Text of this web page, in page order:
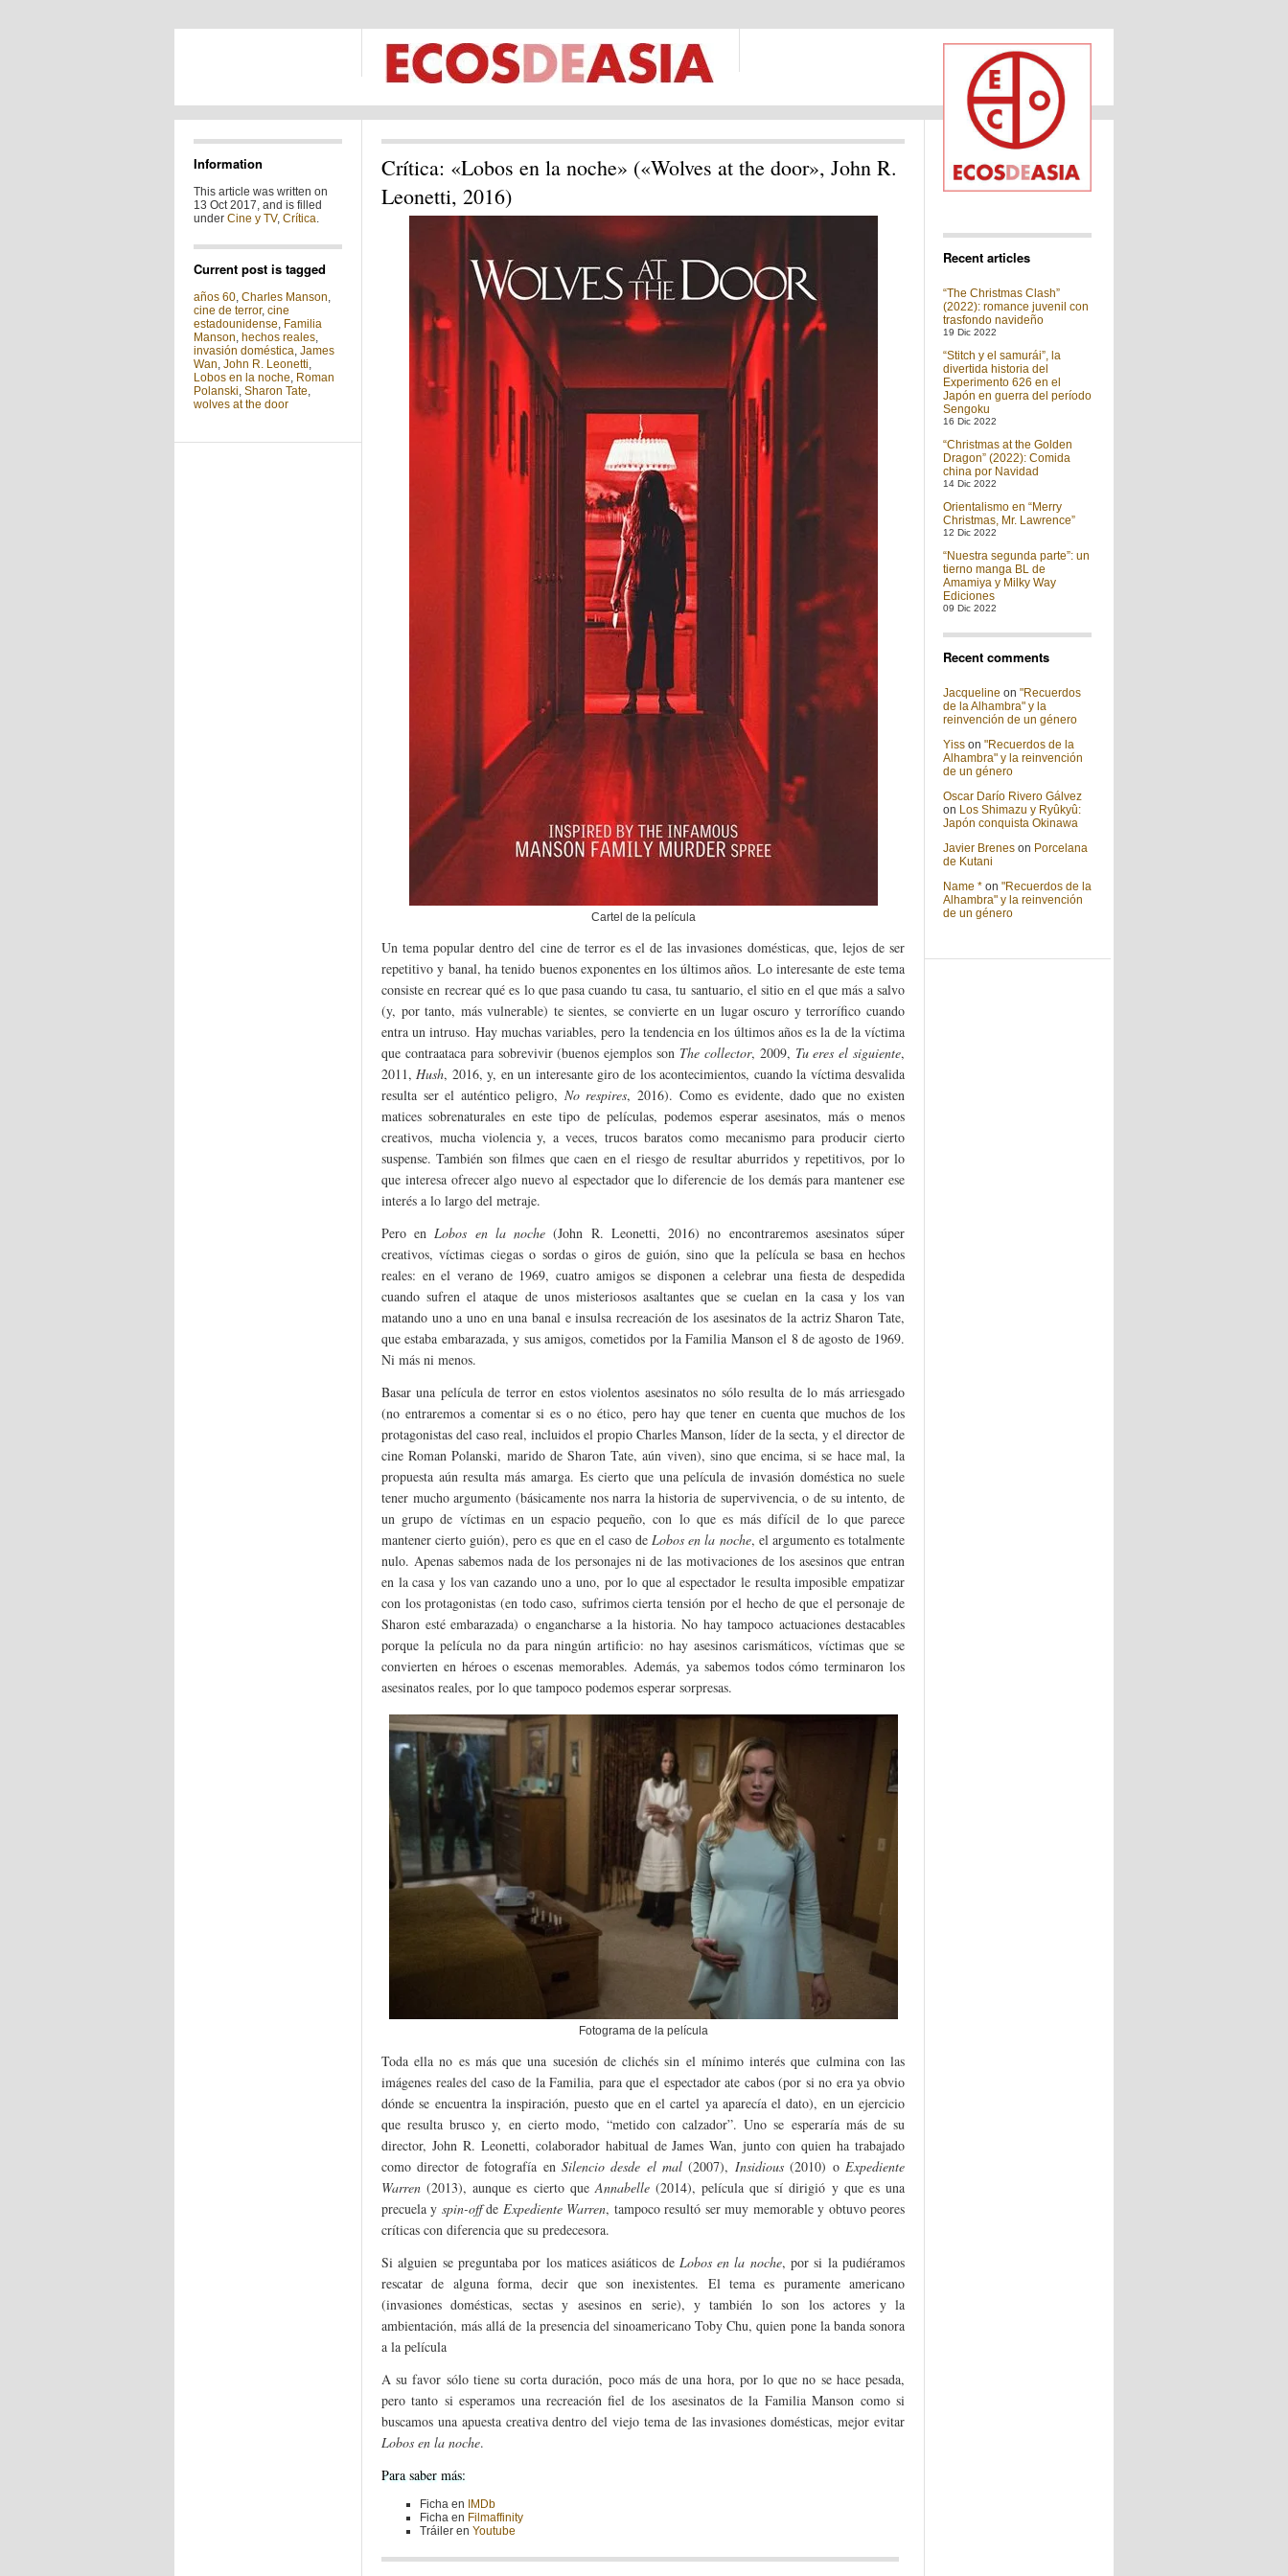
Information
This article was written on
13 Oct 2017, and is filled
under Cine y TV, Crítica.
Current post is tagged
años 60, Charles Manson,
cine de terror, cine
estadounidense, Familia
Manson, hechos reales,
invasión doméstica, James
Wan, John R. Leonetti,
Lobos en la noche, Roman
Polanski, Sharon Tate,
wolves at the door
Crítica: «Lobos en la noche» («Wolves at the door», John R.
Leonetti, 2016)
Cartel de la película
Un tema popular dentro del cine de terror es el de las invasiones domésticas, que, lejos de ser
repetitivo y banal, ha tenido buenos exponentes en los últimos años. Lo interesante de este tema
consiste en recrear qué es lo que pasa cuando tu casa, tu santuario, el sitio en el que más a salvo
(y, por tanto, más vulnerable) te sientes, se convierte en un lugar oscuro y terrorífico cuando
entra un intruso. Hay muchas variables, pero la tendencia en los últimos años es la de la víctima
que contraataca para sobrevivir (buenos ejemplos son The collector, 2009, Tu eres el siguiente,
2011,Hush, 2016, y, en un interesante giro de los acontecimientos, cuando la víctima desvalida
resulta ser el auténtico peligro, No respires, 2016). Como es evidente, dado que no existen
matices sobrenaturales en este tipo de películas, podemos esperar asesinatos, más o menos
creativos, mucha violencia y, a veces, trucos baratos como mecanismo para producir cierto
suspense. También son filmes que caen en el riesgo de resultar aburridos y repetitivos, por lo
que interesa ofrecer algo nuevo al espectador que lo diferencie de los demás para mantener ese
interés a lo largo del metraje.
Pero enLobos en la noche (John R. Leonetti, 2016) no encontraremos asesinatos súper
creativos, víctimas ciegas o sordas o giros de guión, sino que la película se basa en hechos
reales: en el verano de 1969, cuatro amigos se disponen a celebrar una fiesta de despedida
cuando sufren el ataque de unos misteriosos asaltantes que se cuelan en la casa y los van
matando uno a uno en una banal e insulsa recreación de los asesinatos de la actriz Sharon Tate,
que estaba embarazada, y sus amigos, cometidos por la Familia Manson el 8 de agosto de 1969.
Ni más ni menos.
Basar una película de terror en estos violentos asesinatos no sólo resulta de lo más arriesgado
(no entraremos a comentar si es o no ético, pero hay que tener en cuenta que muchos de los
protagonistas del caso real, incluidos el propio Charles Manson, líder de la secta, y el director de
cine Roman Polanski, marido de Sharon Tate, aún viven), sino que encima, si se hace mal, la
propuesta aún resulta más amarga. Es cierto que una película de invasión doméstica no suele
tener mucho argumento (básicamente nos narra la historia de supervivencia, o de su intento, de
un grupo de víctimas en un espacio pequeño, con lo que es más difícil de lo que parece
mantener cierto guión), pero es que en el caso deLobos en la noche, el argumento es totalmente
nulo. Apenas sabemos nada de los personajes ni de las motivaciones de los asesinos que entran
en la casa y los van cazando uno a uno, por lo que al espectador le resulta imposible empatizar
con los protagonistas (en todo caso, sufrimos cierta tensión por el hecho de que el personaje de
Sharon esté embarazada) o engancharse a la historia. No hay tampoco actuaciones destacables
porque la película no da para ningún artificio: no hay asesinos carismáticos, víctimas que se
convierten en héroes o escenas memorables. Además, ya sabemos todos cómo terminaron los
asesinatos reales, por lo que tampoco podemos esperar sorpresas.
Fotograma de la película
Toda ella no es más que una sucesión de clichés sin el mínimo interés que culmina con las
imágenes reales del caso de la Familia, para que el espectador ate cabos (por si no era ya obvio
dónde se encuentra la inspiración, puesto que en el cartel ya aparecía el dato), en un ejercicio
que resulta brusco y, en cierto modo, “metido con calzador”. Uno se esperaría más de su
director, John R. Leonetti, colaborador habitual de James Wan, junto con quien ha trabajado
como director de fotografía en Silencio desde el mal (2007), Insidious(2010) o Expediente
Warren (2013), aunque es cierto que Annabelle(2014), película que sí dirigió y que es una
precuela y spin-offde Expediente Warren, tampoco resultó ser muy memorable y obtuvo peores
críticas con diferencia que su predecesora.
Si alguien se preguntaba por los matices asiáticos de Lobos en la noche, por si la pudiéramos
rescatar de alguna forma, decir que son inexistentes. El tema es puramente americano
(invasiones domésticas, sectas y asesinos en serie), y también lo son los actores y la
ambientación, más allá de la presencia del sinoamericano Toby Chu, quien pone la banda sonora
a la película
A su favor sólo tiene su corta duración, poco más de una hora, por lo que no se hace pesada,
pero tanto si esperamos una recreación fiel de los asesinatos de la Familia Manson como si
buscamos una apuesta creativa dentro del viejo tema de las invasiones domésticas, mejor evitar
Lobos en la noche.
Para saber más:
Ficha en IMDb
Ficha en Filmaffinity
Tráiler en Youtube
Recent articles
“The Christmas Clash”
(2022): romance juvenil con
trasfondo navideño
19 Dic 2022
“Stitch y el samurái”, la
divertida historia del
Experimento 626 en el
Japón en guerra del período
Sengoku
16 Dic 2022
“Christmas at the Golden
Dragon” (2022): Comida
china por Navidad
14 Dic 2022
Orientalismo en “Merry
Christmas, Mr. Lawrence”
12 Dic 2022
“Nuestra segunda parte”: un
tierno manga BL de
Amamiya y Milky Way
Ediciones
09 Dic 2022
Recent comments
Jacqueline on "Recuerdos
de la Alhambra" y la
reinvención de un género
Yiss on "Recuerdos de la
Alhambra" y la reinvención
de un género
Oscar Darío Rivero Gálvez
on Los Shimazu y Ryûkyû:
Japón conquista Okinawa
Javier Brenes on Porcelana
de Kutani
Name * on "Recuerdos de la
Alhambra" y la reinvención
de un género